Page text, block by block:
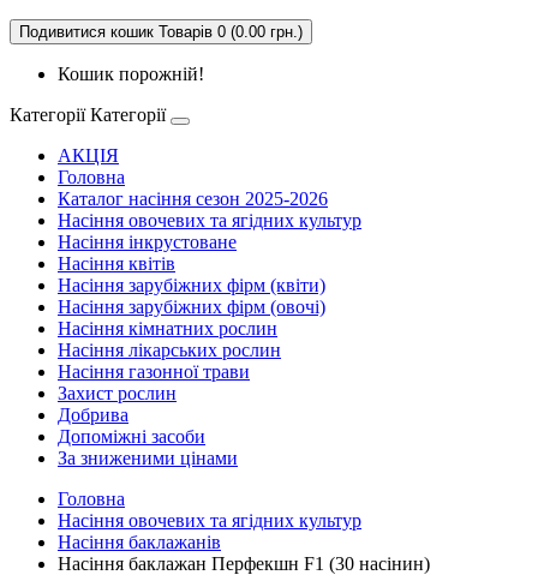
Подивитися кошик Товарів 0 (0.00 грн.)
Кошик порожній!
Категорії Категорії
АКЦІЯ
Головна
Каталог насіння сезон 2025-2026
Насіння овочевих та ягідних культур
Насіння інкрустоване
Насіння квітів
Насіння зарубіжних фірм (квіти)
Насіння зарубіжних фірм (овочі)
Насіння кімнатних рослин
Насіння лікарських рослин
Насіння газонної трави
Захист рослин
Добрива
Допоміжні засоби
За зниженими цінами
Головна
Насіння овочевих та ягідних культур
Насіння баклажанів
Насіння баклажан Перфекшн F1 (30 насінин)